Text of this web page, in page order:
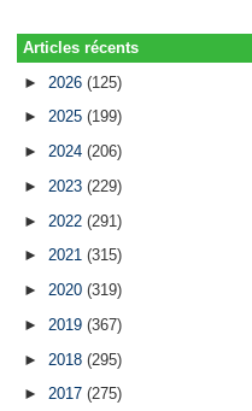
Articles récents
► 2026(125)
►2025(199)
►2024(206)
► 2023(229)
► 2022(291)
►2021(315)
►2020(319)
► 2019(367)
► 2018(295)
►2017(275)